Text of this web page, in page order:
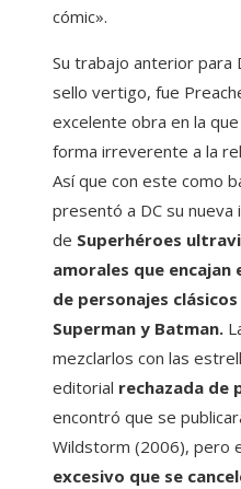
cómic».
Su trabajo anterior para
sello vertigo, fue
excelente obra en la
forma irreverente a la
Así que con este como
presentó a DC su nueva
de Superhéroes
amorales que encajan
de personajes
Superman y Batman.
mezclarlos con las
editorial rechazada de
encontró que se
Wildstorm (2006), pero
excesivo que se